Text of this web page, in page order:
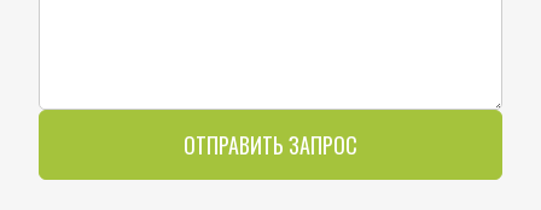
ОТПРАВИТЬ ЗАПРОС